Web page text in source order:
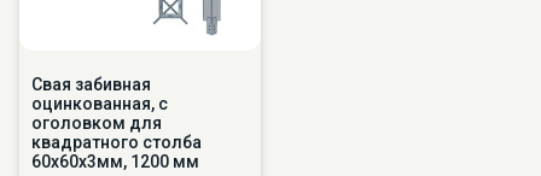
Свая забивная
оцинкованная, с
оголовком для
квадратного столба
60х60х3мм, 1200 мм